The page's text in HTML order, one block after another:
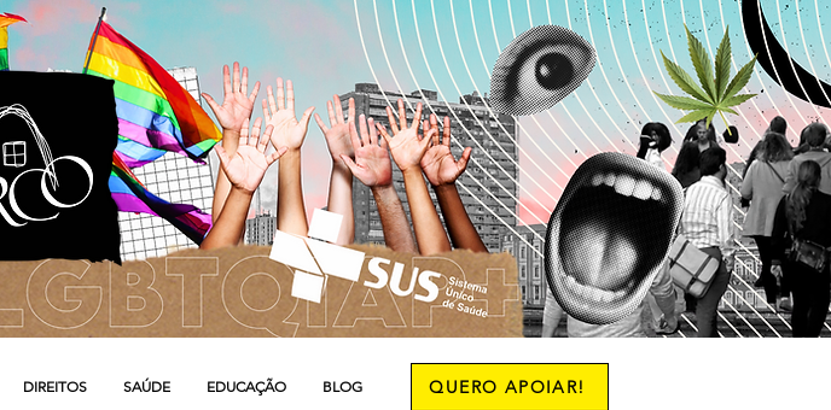
DIREITOS SAÚDE EDUCAÇÃO BLOG QUERO APOIAR!